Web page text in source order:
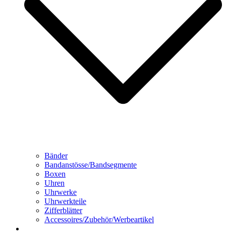
Bänder
Bandanstösse/Bandsegmente
Boxen
Uhren
Uhrwerke
Uhrwerkteile
Zifferblätter
Accessoires/Zubehör/Werbeartikel